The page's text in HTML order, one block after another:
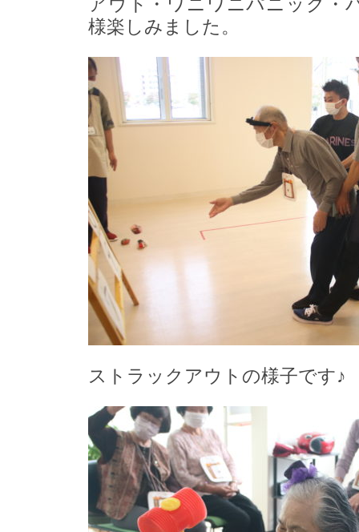
様楽しみました。
ストラックアウトの様子です♪